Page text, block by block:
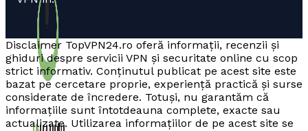
Disclaimer TopVPN24.ro oferă informații, recenzii și
ghiduri despre servicii VPN și securitate online cu scop
strict informativ. Conținutul publicat pe acest site este
bazat pe cercetare proprie, experiență practică și surse
considerate de încredere. Totuși, nu garantăm că
informațiile sunt întotdeauna complete, exacte sau
actualizate. Utilizarea informațiilor de pe acest site se